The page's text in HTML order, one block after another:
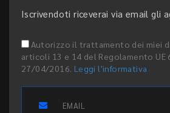
Iscrivendoti riceverai via email gli
Autorizzo il trattamento dei miei
articoli 13 e 14 del Regolamento UE
27/04/2016. Leggi l'informativa